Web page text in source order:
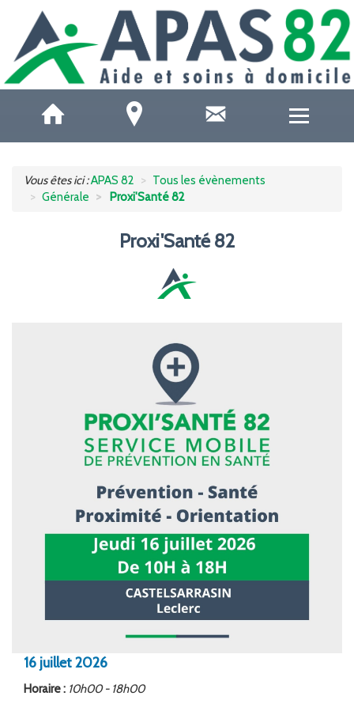
SOINS ET SANTÉ
AIDE À DOMICILE
FORMATION
ACTUALITÉS
RECRUTEMENT
Vous êtes ici :APAS 82
Tous les évènements
Générale
Proxi'Santé 82
Proxi'Santé 82
16 juillet2026
Horaire : 10h00 - 18h00